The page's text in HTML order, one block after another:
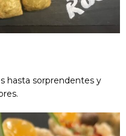
hasta sorprendentes y